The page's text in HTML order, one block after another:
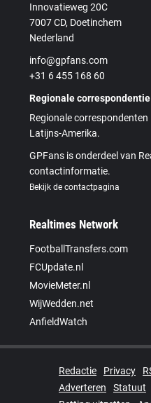
Innovatieweg 20C
7007 CD, Doetinchem
Nederland
info@gpfans.com
+31 6 455 168 60
Regionale correspondentie
Regionale correspondenten
Latijns-Amerika.
GPFans is onderdeel van
contactinformatie.
Bekijk de contactpagina
Realtimes Network
FootballTransfers.com
FCUpdate.nl
MovieMeter.nl
WijWedden.net
AnfieldWatch
Redactie Privacy
Adverteren
Statuut